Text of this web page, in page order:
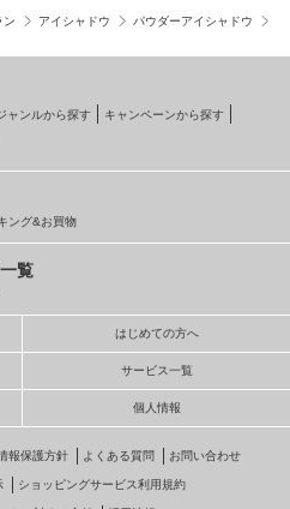
ン アイシャドウ
パウダーアイシャドウ
ャンルから探す キャンペーンから探す
ング&お買物
覧
はじめての方へ
サービス一覧
個人情報
報保護方針 よくある質問 お問い合わせ
ショッピングサービス利用規約